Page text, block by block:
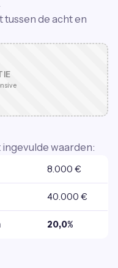
de acht en
waarden:
8.000 €
40.000 €
20,0%